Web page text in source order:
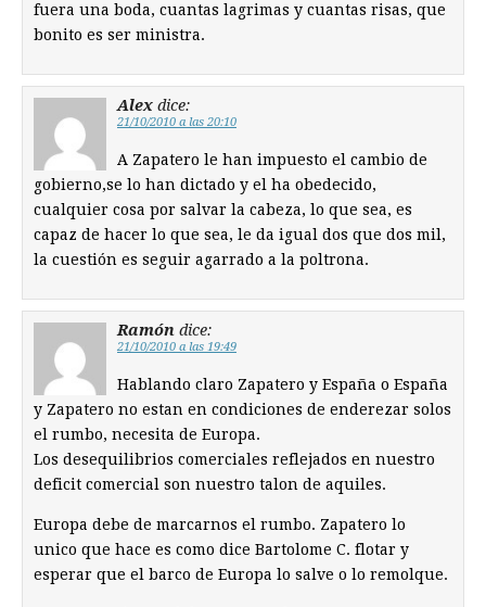
fuera una boda, cuantas lagrimas y cuantas risas, que
bonito es ser ministra.
Alex dice:
21/10/2010 a las 20:10
A Zapatero le han impuesto el cambio de
gobierno,se lo han dictado y el ha obedecido,
cualquier cosa por salvar la cabeza, lo que sea, es
capaz de hacer lo que sea, le da igual dos que dos mil,
la cuestión es seguir agarrado a la poltrona.
Ramón dice:
21/10/2010 a las 19:49
Hablando claro Zapatero y España o España
y Zapatero no estan en condiciones de enderezar solos
el rumbo, necesita de Europa.
Los desequilibrios comerciales reflejados en nuestro
deficit comercial son nuestro talon de aquiles.
Europa debe de marcarnos el rumbo. Zapatero lo
unico que hace es como dice Bartolome C. flotar y
esperar que el barco de Europa lo salve o lo remolque.